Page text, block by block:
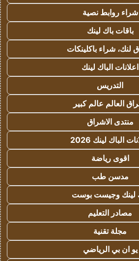
شراء روابط نصية
باقات باك لينك
لنك، شراء باكلينكات
اعلانات الباك لينك
التدريس
العالم عالم كبير
منتدى الاشراق
الباك لينك 2026
اقوى رياضة
مدسن طب
لينك وجيست بوست
مصادر التعليم
مجلة تقنية
يو ان بي الرياضي